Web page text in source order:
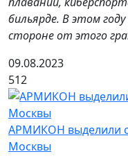
бильярде. В этом
стороне от этого
09.08.2023
512
АРМИКОН выделили
Москвы